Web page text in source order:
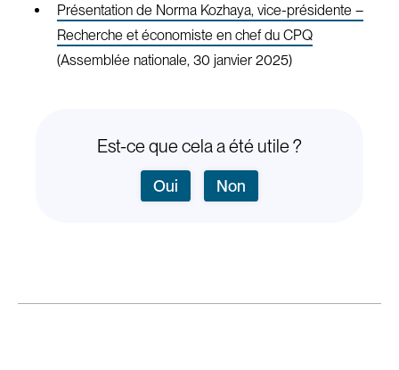
Présentation de Norma Kozhaya, vice-présidente –
Recherche et économiste en chef du CPQ
(Assemblée nationale, 30 janvier 2025)
Est-ce que cela a été utile ?
Oui Non